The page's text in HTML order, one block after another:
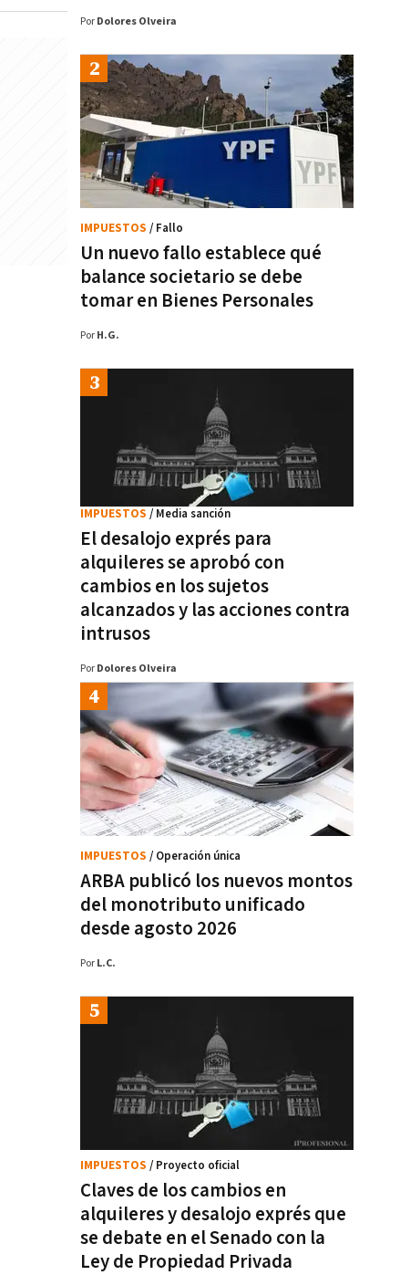
Por Dolores Olveira
Un nuevo fallo establece qué
balance societario se debe
tomar en Bienes Personales
IMPUESTOS / Fallo
Por H.G.
El desalojo exprés para
alquileres se aprobó con
cambios en los sujetos
alcanzados y las acciones contra
intrusos
IMPUESTOS / Media sanción
Por Dolores Olveira
ARBA publicó los nuevos montos
del monotributo unificado
desde agosto 2026
IMPUESTOS / Operación única
Por L.C.
Claves de los cambios en
alquileres y desalojo exprés que
se debate en el Senado con la
Ley de Propiedad Privada
IMPUESTOS / Proyecto oficial